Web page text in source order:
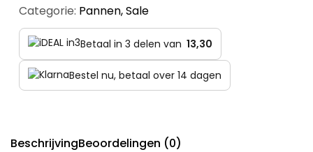
Categorie: Pannen,Sale
Betaal in 3 delen van 13,30
Bestel nu, betaal over 14 dagen
BeschrijvingBeoordelingen (0)